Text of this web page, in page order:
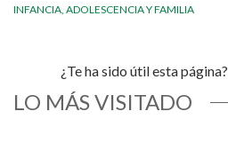
INFANCIA, ADOLESCENCIA Y FAMILIA
¿Te ha sido útil esta página?
LO MÁS VISITADO